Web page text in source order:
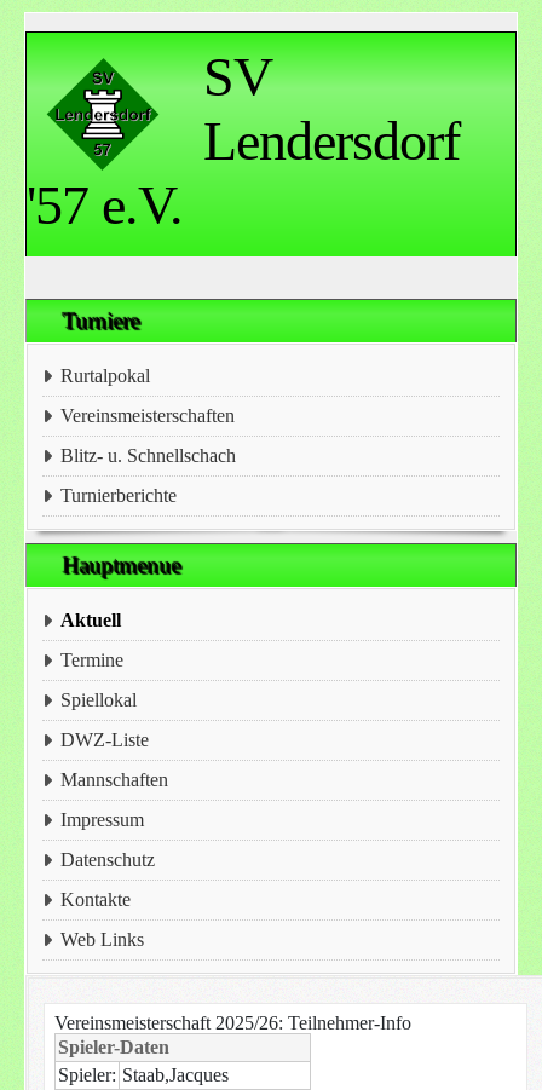
SV
Lendersdorf
'57 e.V.
Turniere
Rurtalpokal
Vereinsmeisterschaften
Blitz- u. Schnellschach
Turnierberichte
Hauptmenue
Aktuell
Termine
Spiellokal
DWZ-Liste
Mannschaften
Impressum
Datenschutz
Kontakte
Web Links
Vereinsmeisterschaft 2025/26: Teilnehmer-Info
Spieler-Daten
Spieler: Staab,Jacques